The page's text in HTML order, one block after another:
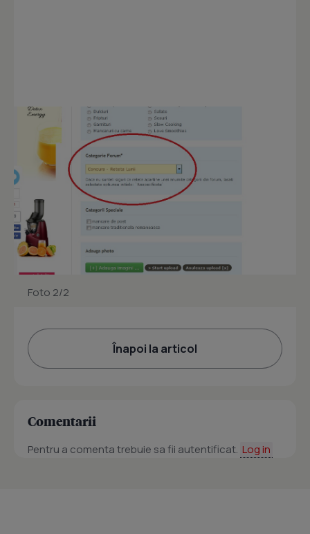
Foto 2/2
Înapoi la articol
Comentarii
Pentru a comenta trebuie sa fii autentificat. Log in